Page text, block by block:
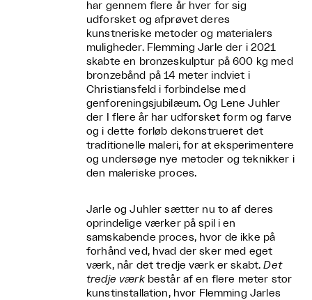
har gennem flere år hver for sig
udforsket og afprøvet deres
kunstneriske metoder og materialers
muligheder. Flemming Jarle der i 2021
skabte en bronzeskulptur på 600 kg med
bronzebånd på 14 meter indviet i
Christiansfeld i forbindelse med
genforeningsjubilæum. Og Lene Juhler
der I flere år har udforsket form og farve
og i dette forløb dekonstrueret det
traditionelle maleri, for at eksperimentere
og undersøge nye metoder og teknikker i
den maleriske proces.
Jarle og Juhler sætter nu to af deres
oprindelige værker på spil i en
samskabende proces, hvor de ikke på
forhånd ved, hvad der sker med eget
værk, når det tredje værk er skabt.Det
tredje værkbestår af en flere meter stor
kunstinstallation, hvor Flemming Jarles